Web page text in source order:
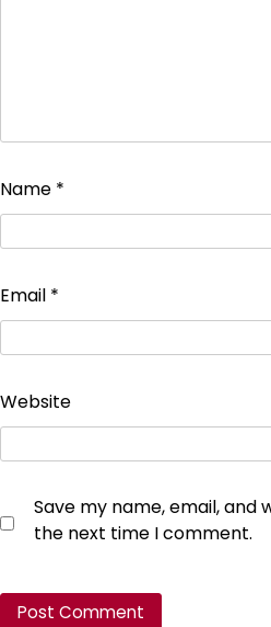
Name *
Email *
Website
Save my name, email, and
the next time I comment.